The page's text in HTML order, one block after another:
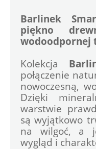
Barlinek
piękno
wodoodpornej
Kolekcja
połączenie
nowoczesną,
Dzięki
warstwie
są wyjątkowo
na wilgoć, a
wygląd i